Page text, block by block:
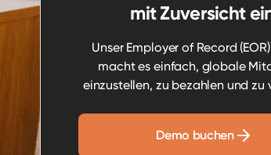
mit Zuversicht
Unser Employer of Record
macht es einfach, globale
einzustellen, zu bezahlen und zu
Demo buchen